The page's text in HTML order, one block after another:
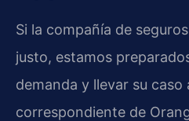
Si la compañía de
justo, estamos
demanda y llevar su caso
correspondiente de